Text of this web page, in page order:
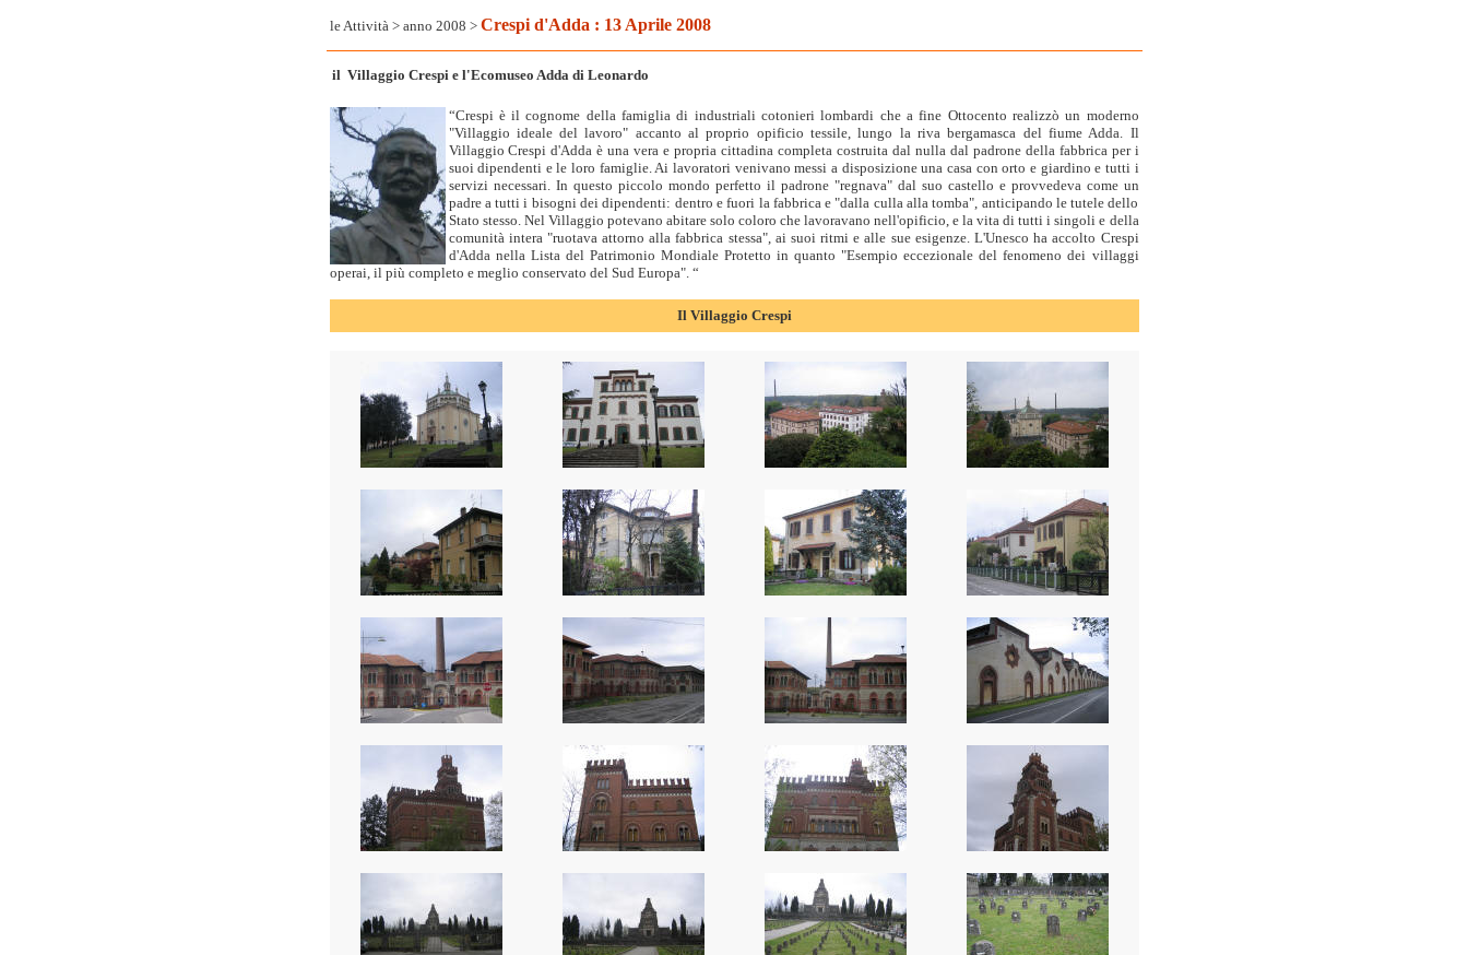
le Attività> anno 2008 > Crespi d'Adda : 13 Aprile 2008
il Villaggio Crespi e l'Ecomuseo Adda di Leonardo
“Crespi è il cognome della famiglia di industriali cotonieri lombardi che a fine Ottocento realizzò un moderno
"Villaggio ideale del lavoro" accanto al proprio opificio tessile, lungo la riva bergamasca del fiume Adda. Il
Villaggio Crespi d'Adda è una vera e propria cittadina completa costruita dal nulla dal padrone della fabbrica per i
suoi dipendenti e le loro famiglie. Ai lavoratori venivano messi a disposizione una casa con orto e giardino e tutti i
servizi necessari. In questo piccolo mondo perfetto il padrone "regnava" dal suo castello e provvedeva come un
padre a tutti i bisogni dei dipendenti: dentro e fuori la fabbrica e "dalla culla alla tomba", anticipando le tutele dello
Stato stesso. Nel Villaggio potevano abitare solo coloro che lavoravano nell'opificio, e la vita di tutti i singoli e della
comunità intera "ruotava attorno alla fabbrica stessa", ai suoi ritmi e alle sue esigenze. L'Unesco ha accolto Crespi
d'Adda nella Lista del Patrimonio Mondiale Protetto in quanto "Esempio eccezionale del fenomeno dei villaggi
operai, il più completo e meglio conservato del Sud Europa". “
Il Villaggio Crespi